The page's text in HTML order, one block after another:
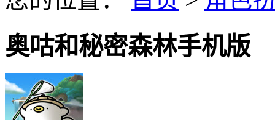
奥咕和秘密森林手机版